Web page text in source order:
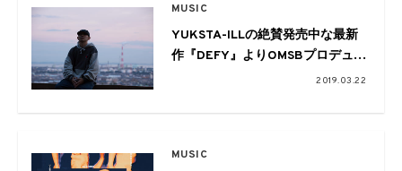
MUSIC
YUKSTA-ILLの絶賛発売中な最新
作『DEFY』よりOMSBプロデュー
スの楽曲「SELFISH」のMVが新た
2019.03.22
MUSIC